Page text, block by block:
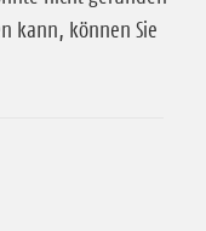
kann, können Sie